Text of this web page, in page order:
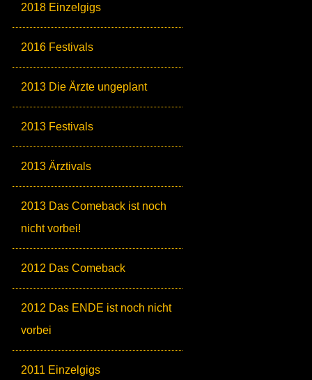
2018 Einzelgigs
2016 Festivals
2013 Die Ärzte ungeplant
2013 Festivals
2013 Ärztivals
2013 Das Comeback ist noch
nicht vorbei!
2012 Das Comeback
2012 Das ENDE ist noch nicht
vorbei
2011 Einzelgigs